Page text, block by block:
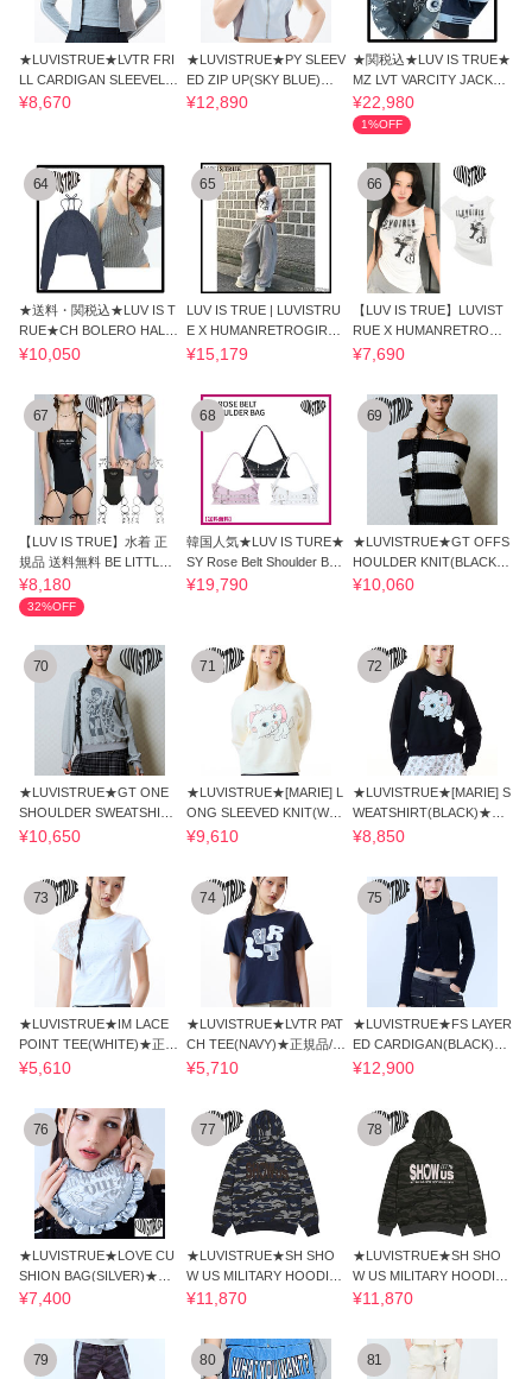
★LUVISTRUE★LVTR FRI
LL CARDIGAN SLEEVELE
SS SET(GRAY)★人気
¥8,670
★LUVISTRUE★PY SLEEV
ED ZIP UP(SKY BLUE)★
正規品/直送料込
¥12,890
★関税込★LUV IS TRUE★
MZ LVT VARCITY JACKET
★ジャケット★
¥22,980
1%OFF
64
★送料・関税込★LUV IS T
RUE★CH BOLERO HALT
ERNECK SET★
¥10,050
65
LUV IS TRUE | LUVISTRU
E X HUMANRETROGIRL
TRAINING PANTS
¥15,179
66
【LUV IS TRUE】LUVIST
RUE X HUMANRETROGI
RL GRAPHIC TEE(WHITE)
¥7,690
67
【LUV IS TRUE】水着 正
規品 送料無料 BE LITTLE
SHY SWIMSUIT
¥8,180
32%OFF
68
韓国人気★LUV IS TURE★
SY Rose Belt Shoulder Bag
★ショルダー
¥19,790
69
★LUVISTRUE★GT OFFS
HOULDER KNIT(BLACK)
★正規品/韓国直送料込
¥10,060
70
★LUVISTRUE★GT ONE
SHOULDER SWEATSHIRT
(GRAY)★正規品/送料込
¥10,650
71
★LUVISTRUE★[MARIE] L
ONG SLEEVED KNIT(WHI
TE)★正規品/送料込
¥9,610
72
★LUVISTRUE★[MARIE] S
WEATSHIRT(BLACK)★正
規品/韓国直送料込
¥8,850
73
★LUVISTRUE★IM LACE
POINT TEE(WHITE)★正規
品/韓国直送料込
¥5,610
74
★LUVISTRUE★LVTR PAT
CH TEE(NAVY)★正規品/韓
国直送料込/人気
¥5,710
75
★LUVISTRUE★FS LAYER
ED CARDIGAN(BLACK)★
正規品/韓国直送料込
¥12,900
76
★LUVISTRUE★LOVE CU
SHION BAG(SILVER)★正
規品/韓国直送料込
¥7,400
77
★LUVISTRUE★SH SHO
W US MILITARY HOODIE
(BLUE)★正規品/人気
¥11,870
78
★LUVISTRUE★SH SHO
W US MILITARY HOODIE
(CHARCOAL)★正規品
¥11,870
79 80 81